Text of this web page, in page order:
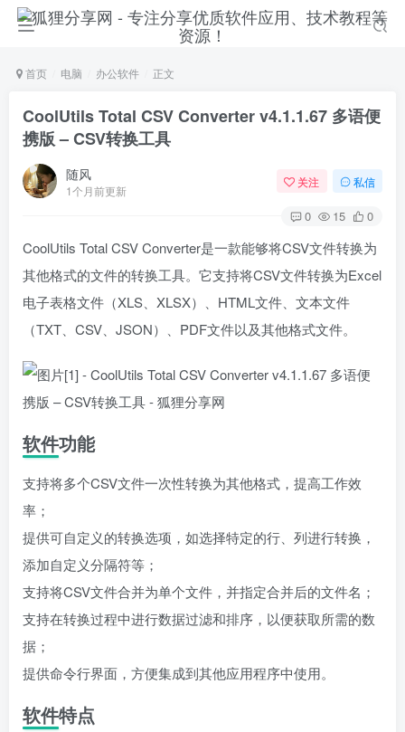
首页 电脑 办公软件 正文
CoolUtils Total CSV Converter v4.1.1.67 多语便
携版 – CSV转换工具
随风
1个月前更新
关注 私信
0 15 0
CoolUtils Total CSV Converter是一款能够将CSV文件转换为
其他格式的文件的转换工具。它支持将CSV文件转换为Excel
电子表格文件（XLS、XLSX）、HTML文件、文本文件
（TXT、CSV、JSON）、PDF文件以及其他格式文件。
软件功能
支持将多个CSV文件一次性转换为其他格式，提高工作效
率；
提供可自定义的转换选项，如选择特定的行、列进行转换，
添加自定义分隔符等；
支持将CSV文件合并为单个文件，并指定合并后的文件名；
支持在转换过程中进行数据过滤和排序，以便获取所需的数
据；
提供命令行界面，方便集成到其他应用程序中使用。
软件特点